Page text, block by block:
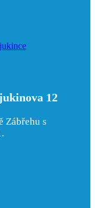
12
Zábřehu s